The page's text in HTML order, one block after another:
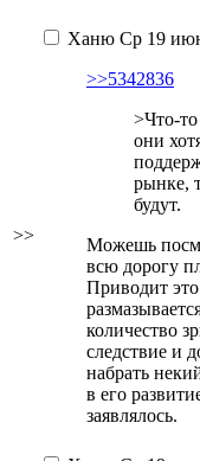
>>
Ханю Ср 19
>>5342836
>Что-
они
рынке,
будут.
Можешь
всю дорогу
Приводит это
количество
следствие и
набрать
в его
заявлялось.